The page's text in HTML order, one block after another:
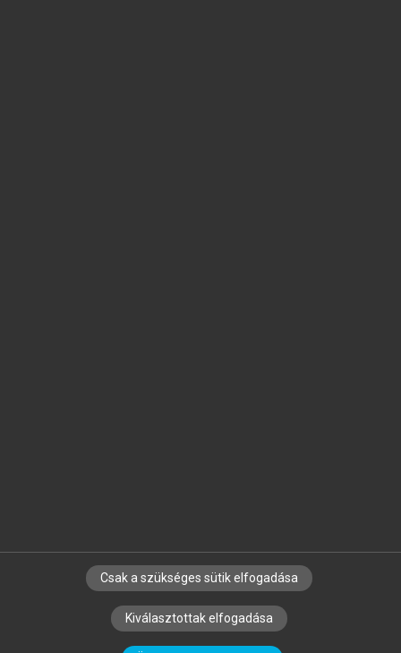
SZERZŐKNEK CÉGEKNEK KÖNYVTÁROSOKNAK
SZERKESZTÉSI ÉS LEKTORÁLÁSI ALAPELVEK
Csak a szükséges sütik elfogadása
Kiválasztottak elfogadása